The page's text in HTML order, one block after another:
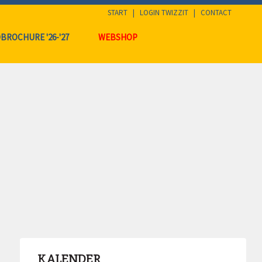
START | LOGIN TWIZZIT | CONTACT
'26-'27 WEBSHOP
KALENDER